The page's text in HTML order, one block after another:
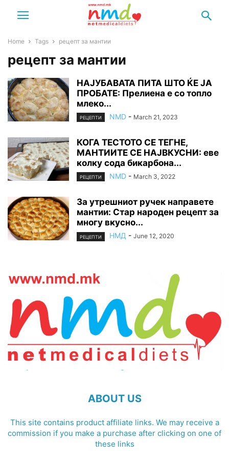
Home Tags рецепт за мантии
рецепт за мантии
НАЈУБАВАТА ПИТА ШТО ЌЕ ЈА
ПРОБАТЕ: Прелиена е со топло
млеко...
РЕЦЕПТИ NMD - March 21, 2023
КОГА ТЕСТОТО СЕ ТЕГНЕ,
МАНТИИТЕ СЕ НАЈВКУСНИ: еве
колку сода бикарбона...
РЕЦЕПТИ NMD - March 3, 2022
За утрешниот ручек направете
мантии: Стар народен рецепт за
многу вкусно...
РЕЦЕПТИ НМД - June 12, 2020
ABOUT US
This site contains product affiliate links. We may receive a
commission if you make a purchase after clicking on one of
these links